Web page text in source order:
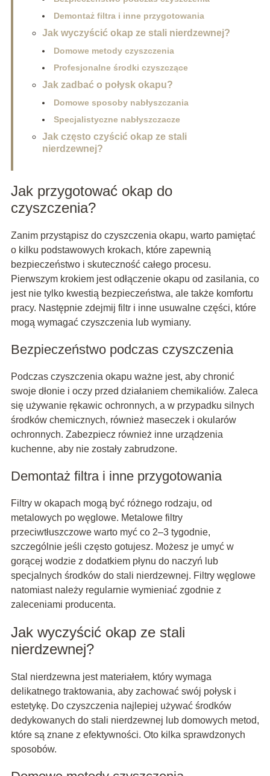
Demontaż filtra i inne przygotowania
Jak wyczyścić okap ze stali nierdzewnej?
Domowe metody czyszczenia
Profesjonalne środki czyszczące
Jak zadbać o połysk okapu?
Domowe sposoby nabłyszczania
Specjalistyczne nabłyszczacze
Jak często czyścić okap ze stali
nierdzewnej?
Jak przygotować okap do
czyszczenia?
Zanim przystąpisz do czyszczenia okapu, warto pamiętać
o kilku podstawowych krokach, które zapewnią
bezpieczeństwo i skuteczność całego procesu.
Pierwszym krokiem jest odłączenie okapu od zasilania, co
jest nie tylko kwestią bezpieczeństwa, ale także komfortu
pracy. Następnie zdejmij filtr i inne usuwalne części, które
mogą wymagać czyszczenia lub wymiany.
Bezpieczeństwo podczas czyszczenia
Podczas czyszczenia okapu ważne jest, aby chronić
swoje dłonie i oczy przed działaniem chemikaliów. Zaleca
się używanie rękawic ochronnych, a w przypadku silnych
środków chemicznych, również maseczek i okularów
ochronnych. Zabezpiecz również inne urządzenia
kuchenne, aby nie zostały zabrudzone.
Demontaż filtra i inne przygotowania
Filtry w okapach mogą być różnego rodzaju, od
metalowych po węglowe. Metalowe filtry
przeciwtłuszczowe warto myć co 2–3 tygodnie,
szczególnie jeśli często gotujesz. Możesz je umyć w
gorącej wodzie z dodatkiem płynu do naczyń lub
specjalnych środków do stali nierdzewnej. Filtry węglowe
natomiast należy regularnie wymieniać zgodnie z
zaleceniami producenta.
Jak wyczyścić okap ze stali
nierdzewnej?
Stal nierdzewna jest materiałem, który wymaga
delikatnego traktowania, aby zachować swój połysk i
estetykę. Do czyszczenia najlepiej używać środków
dedykowanych do stali nierdzewnej lub domowych metod,
które są znane z efektywności. Oto kilka sprawdzonych
sposobów.